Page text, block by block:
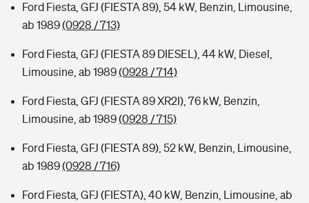
Ford Fiesta, GFJ (FIESTA 89), 54 kW, Benzin, Limousine,
ab 1989(0928 / 713)
Ford Fiesta, GFJ (FIESTA 89 DIESEL), 44 kW, Diesel,
Limousine, ab 1989(0928 / 714)
Ford Fiesta, GFJ (FIESTA 89 XR2I), 76 kW, Benzin,
Limousine, ab 1989(0928 / 715)
Ford Fiesta, GFJ (FIESTA 89), 52 kW, Benzin, Limousine,
ab 1989(0928 / 716)
Ford Fiesta, GFJ (FIESTA), 40 kW, Benzin, Limousine, ab